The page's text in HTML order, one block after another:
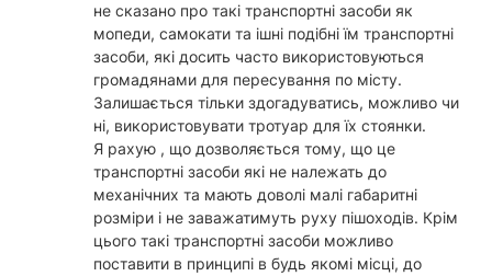
не сказано про такі транспортні засоби як
мопеди, самокати та ішні подібні їм транспортні
засоби, які досить часто використовуються
громадянами для пересування по місту.
Залишається тільки здогадуватись, можливо чи
ні, використовувати тротуар для їх стоянки.
Я рахую , що дозволяється тому, що це
транспортні засоби які не належать до
механічних та мають доволі малі габаритні
розміри і не заважатимуть руху пішоходів. Крім
цього такі транспортні засоби можливо
поставити в принципі в будь якомі місці, до